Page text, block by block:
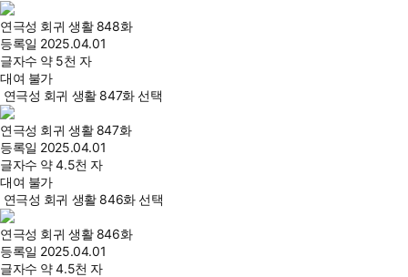
연극성 회귀 생활 848화
등록일 2025.04.01
글자수 약 5천 자
대여 불가
연극성 회귀 생활 847화 선택
연극성 회귀 생활 847화
등록일 2025.04.01
글자수 약 4.5천 자
대여 불가
연극성 회귀 생활 846화 선택
연극성 회귀 생활 846화
등록일 2025.04.01
글자수 약 4.5천 자